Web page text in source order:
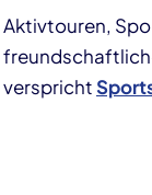
Aktivtouren,
verspricht